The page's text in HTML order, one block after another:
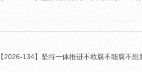
【2026-134】坚持一体推进不敢腐不能腐不